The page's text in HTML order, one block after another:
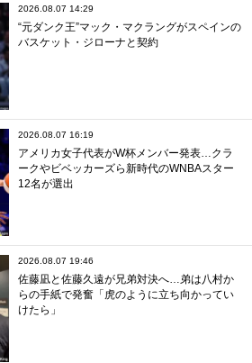
2026.08.07 14:29
“元ダンク王”マック・マクラングがスペインの
バスケット・ジローナと契約
2026.08.07 16:19
アメリカ女子代表がW杯メンバー発表…クラ
ークやビベッカーズら新時代のWNBAスター
12名が選出
2026.08.07 19:46
佐藤凪と佐藤久遠が兄弟対決へ…弟は八村か
らの手紙で発奮「虎のように立ち向かってい
けたら」